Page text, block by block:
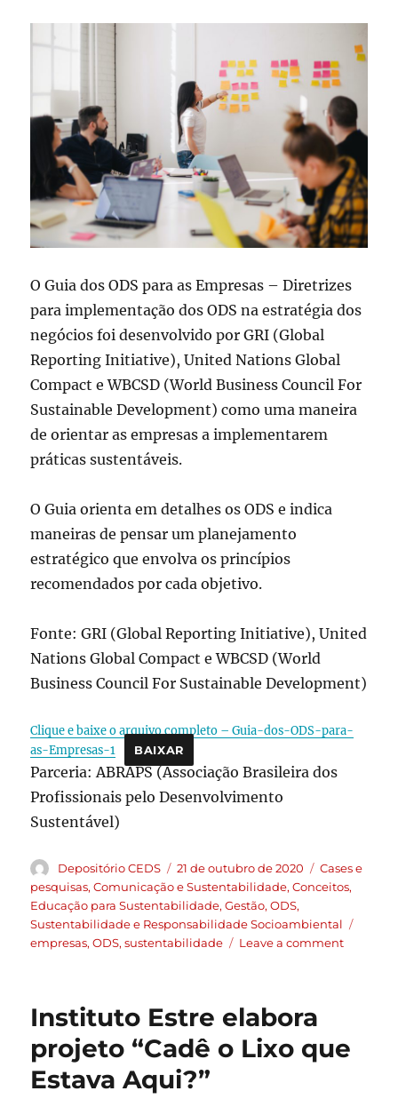
O Guia dos ODS para as Empresas – Diretrizes
para implementação dos ODS na estratégia dos
negócios foi desenvolvido por GRI (Global
Reporting Initiative), United Nations Global
Compact e WBCSD (World Business Council For
Sustainable Development) como uma maneira
de orientar as empresas a implementarem
práticas sustentáveis.
O Guia orienta em detalhes os ODS e indica
maneiras de pensar um planejamento
estratégico que envolva os princípios
recomendados por cada objetivo.
Fonte: GRI (Global Reporting Initiative), United
Nations Global Compact e WBCSD (World
Business Council For Sustainable Development)
Clique e baixe o arquivo completo – Guia-dos-ODS-para-
as-Empresas-1
BAIXAR
Parceria: ABRAPS (Associação Brasileira dos
Profissionais pelo Desenvolvimento
Sustentável)
Depositório CEDS 21 de outubro de 2020
Cases e
pesquisas,Comunicação e Sustentabilidade,Conceitos,
Educação para Sustentabilidade,Gestão,ODS,
Sustentabilidade e Responsabilidade Socioambiental
empresas,ODS,sustentabilidade Leave a comment
Instituto Estre elabora
projeto “Cadê o Lixo que
Estava Aqui?”